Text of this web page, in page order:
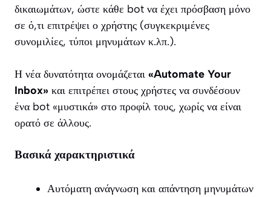
δικαιωμάτων, ώστε κάθε bot να έχει πρόσβαση μόνο
σε ό,τι επιτρέψει ο χρήστης (συγκεκριμένες
συνομιλίες, τύποι μηνυμάτων κ.λπ.).
Η νέα δυνατότητα ονομάζεται «Automate Your
Inbox» και επιτρέπει στους χρήστες να συνδέσουν
ένα bot «μυστικά» στο προφίλ τους, χωρίς να είναι
ορατό σε άλλους.
Βασικά χαρακτηριστικά
Αυτόματη ανάγνωση και απάντηση μηνυμάτων